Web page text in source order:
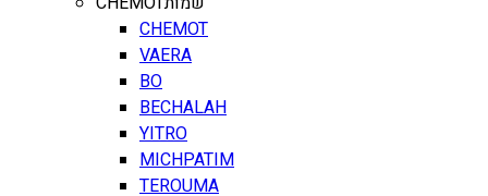
CHEMOT
VAERA
BO
BECHALAH
YITRO
MICHPATIM
TEROUMA